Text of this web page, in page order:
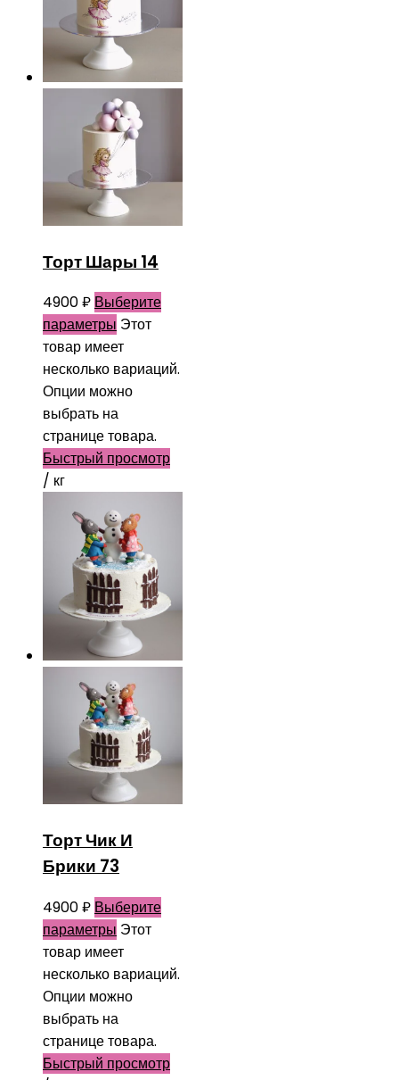
Торт Шары 14
4900₽ Выберите
параметры Этот
товар имеет
несколько вариаций.
Опции можно
выбрать на
странице товара.
Быстрый просмотр
/ кг
Торт Чик И
Брики 73
4900₽ Выберите
параметры Этот
товар имеет
несколько вариаций.
Опции можно
выбрать на
странице товара.
Быстрый просмотр